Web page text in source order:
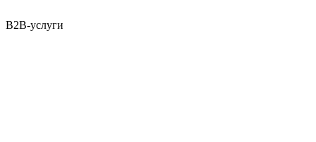
B2B-услуги